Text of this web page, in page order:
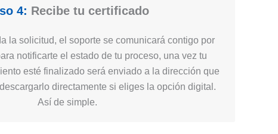
4: Recibe tu certificado
la solicitud, el soporte se comunicará contigo por
notificarte el estado de tu proceso, una vez tu
esté finalizado será enviado a la dirección que
directamente si eliges la opción digital.
Así de simple.